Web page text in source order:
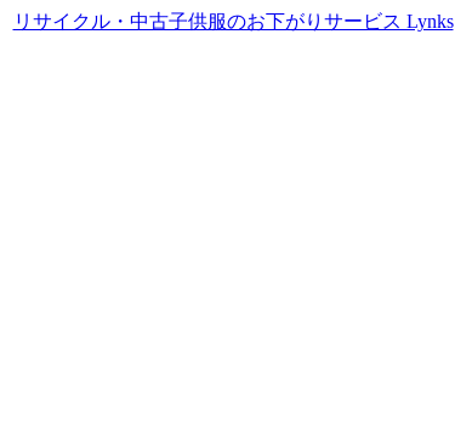
リサイクル・中古子供服のお下がりサービス Lynks